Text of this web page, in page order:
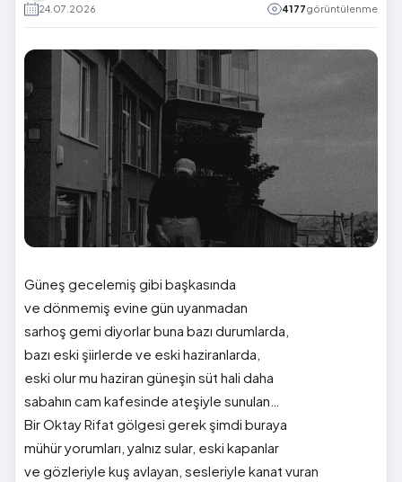
24.07.2026 4177görüntülenme
Güneş gecelemiş gibi başkasında
ve dönmemiş evine gün uyanmadan
sarhoş gemi diyorlar buna bazı durumlarda,
bazı eski şiirlerde ve eski haziranlarda,
eski olur mu haziran güneşin süt hali daha
sabahın cam kafesinde ateşiyle sunulan…
Bir Oktay Rifat gölgesi gerek şimdi buraya
mühür yorumları, yalnız sular, eski kapanlar
ve gözleriyle kuş avlayan, sesleriyle kanat vuran